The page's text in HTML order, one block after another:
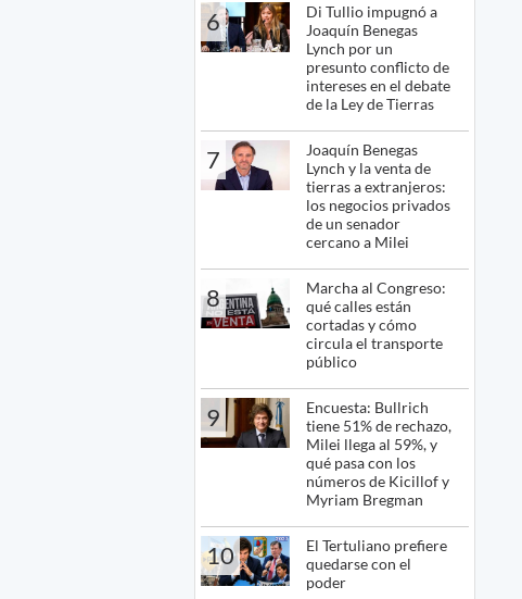
6
Di Tullio impugnó a
Joaquín Benegas
Lynch por un
presunto conflicto de
intereses en el debate
de la Ley de Tierras
7
Joaquín Benegas
Lynch y la venta de
tierras a extranjeros:
los negocios privados
de un senador
cercano a Milei
8
Marcha al Congreso:
qué calles están
cortadas y cómo
circula el transporte
público
9
Encuesta: Bullrich
tiene 51% de rechazo,
Milei llega al 59%, y
qué pasa con los
números de Kicillof y
Myriam Bregman
10
El Tertuliano prefiere
quedarse con el
poder